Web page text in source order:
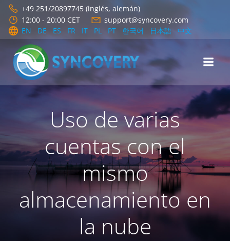
Saltar
contenido
+49 251/20897745 (inglés, alemán)
12:00 - 20:00 CET
support@syncovery.com
EN
DE ES FR IT PL PT 한국어 日本語 中文
Uso de varias
cuentas con el
mismo
almacenamiento en
la nube